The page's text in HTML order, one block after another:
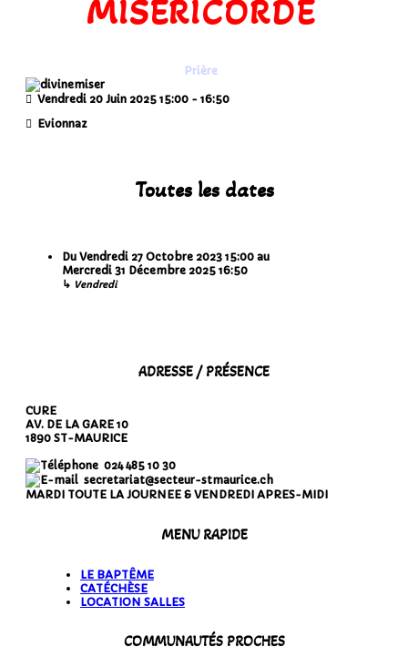
MISÉRICORDE
Prière
Vendredi 20 Juin 2025 15:00 - 16:50
Evionnaz
Toutes les dates
Du Vendredi 27 Octobre 2023 15:00 au
Mercredi 31 Décembre 2025 16:50
↳ Vendredi
ADRESSE / PRÉSENCE
CURE
AV. DE LA GARE 10
1890 ST-MAURICE
024 485 10 30
secretariat@secteur-stmaurice.ch
MARDI TOUTE LA JOURNEE & VENDREDI APRES-MIDI
MENU RAPIDE
LE BAPTÊME
CATÉCHÈSE
LOCATION SALLES
COMMUNAUTÉS PROCHES